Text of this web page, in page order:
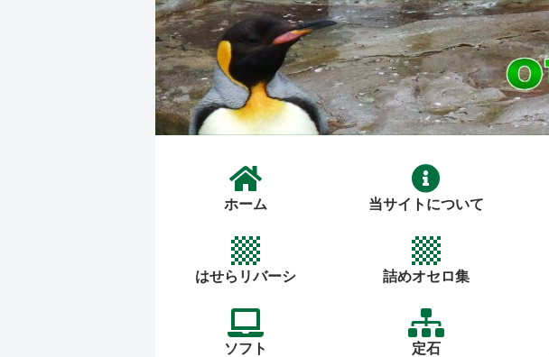
ホーム 当サイトについて
はせらリバーシ 詰めオセロ集
ソフト 定石